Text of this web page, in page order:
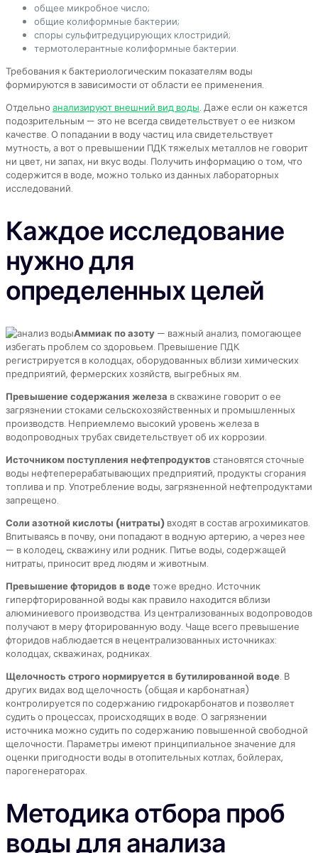
общее микробное число;
общие колиформные бактерии;
споры сульфитредуцирующих клостридий;
термотолерантные колиформные бактерии.
Требования к бактериологическим показателям воды
формируются в зависимости от области ее применения.
Отдельно анализируют внешний вид воды. Даже если он кажется
подозрительным — это не всегда свидетельствует о ее низком
качестве. О попадании в воду частиц ила свидетельствует
мутность, а вот о превышении ПДК тяжелых металлов не говорит
ни цвет, ни запах, ни вкус воды. Получить информацию о том, что
содержится в воде, можно только из данных лабораторных
исследований.
Каждое исследование
нужно для
определенных целей
Аммиак по азоту — важный анализ, помогающее
избегать проблем со здоровьем. Превышение ПДК
регистрируется в колодцах, оборудованных вблизи химических
предприятий, фермерских хозяйств, выгребных ям.
Превышение содержания железа в скважине говорит о ее
загрязнении стоками сельскохозяйственных и промышленных
производств. Неприемлемо высокий уровень железа в
водопроводных трубах свидетельствует об их коррозии.
Источником поступления нефтепродуктов становятся сточные
воды нефтеперерабатывающих предприятий, продукты сгорания
топлива и пр. Употребление воды, загрязненной нефтепродуктами
запрещено.
Соли азотной кислоты (нитраты) входят в состав агрохимикатов.
Впитываясь в почву, они попадают в водную артерию, а через нее
— в колодец, скважину или родник. Питье воды, содержащей
нитраты, приносит вред людям и животным.
Превышение фторидов в водетоже вредно. Источник
гиперфторированной воды как правило находится вблизи
алюминиевого производства. Из централизованных водопроводов
получают в меру фторированную воду. Чаще всего превышение
фторидов наблюдается в нецентрализованных источниках:
колодцах, скважинах, родниках.
Щелочность строго нормируется в бутилированной воде. В
других видах вод щелочность (общая и карбонатная)
контролируется по содержанию гидрокарбонатов и позволяет
судить о процессах, происходящих в воде. О загрязнении
источника можно судить по содержанию повышенной свободной
щелочности. Параметры имеют принципиальное значение для
оценки пригодности воды в отопительных котлах, бойлерах,
парогенераторах.
Методика отбора проб
воды для анализа